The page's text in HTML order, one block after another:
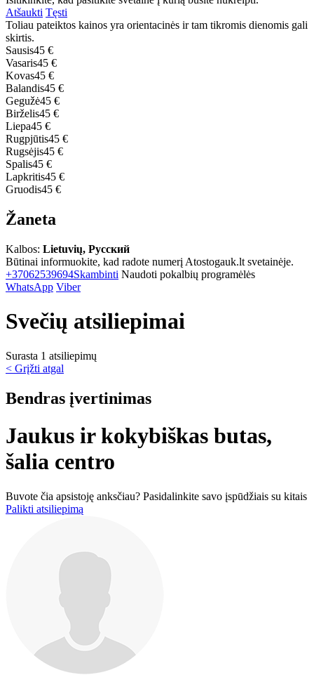
Atšaukti Tęsti
Toliau pateiktos kainos yra orientacinės ir tam tikromis dienomis gali
skirtis.
Sausis45 €
Vasaris45 €
Kovas45 €
Balandis45 €
Gegužė45 €
Birželis45 €
Liepa45 €
Rugpjūtis45 €
Rugsėjis45 €
Spalis45 €
Lapkritis45 €
Gruodis45 €
Žaneta
Kalbos: Lietuvių, Русский
Būtinai informuokite, kad radote numerį Atostogauk.lt svetainėje.
+37062539694Skambinti Naudoti pokalbių programėlės
WhatsApp Viber
Svečių atsiliepimai
Surasta 1 atsiliepimų
< Grįžti atgal
Bendras įvertinimas
Jaukus ir kokybiškas butas,
šalia centro
Buvote čia apsistoję anksčiau? Pasidalinkite savo įspūdžiais su kitais
Palikti atsiliepimą